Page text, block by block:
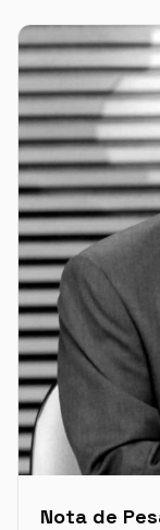
Nota de